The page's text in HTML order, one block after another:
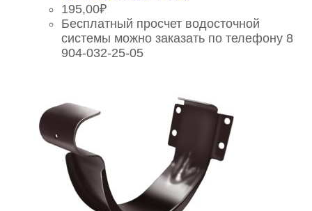
195,00₽
Бесплатный просчет водосточной
системы можно заказать по телефону 8
904-032-25-05